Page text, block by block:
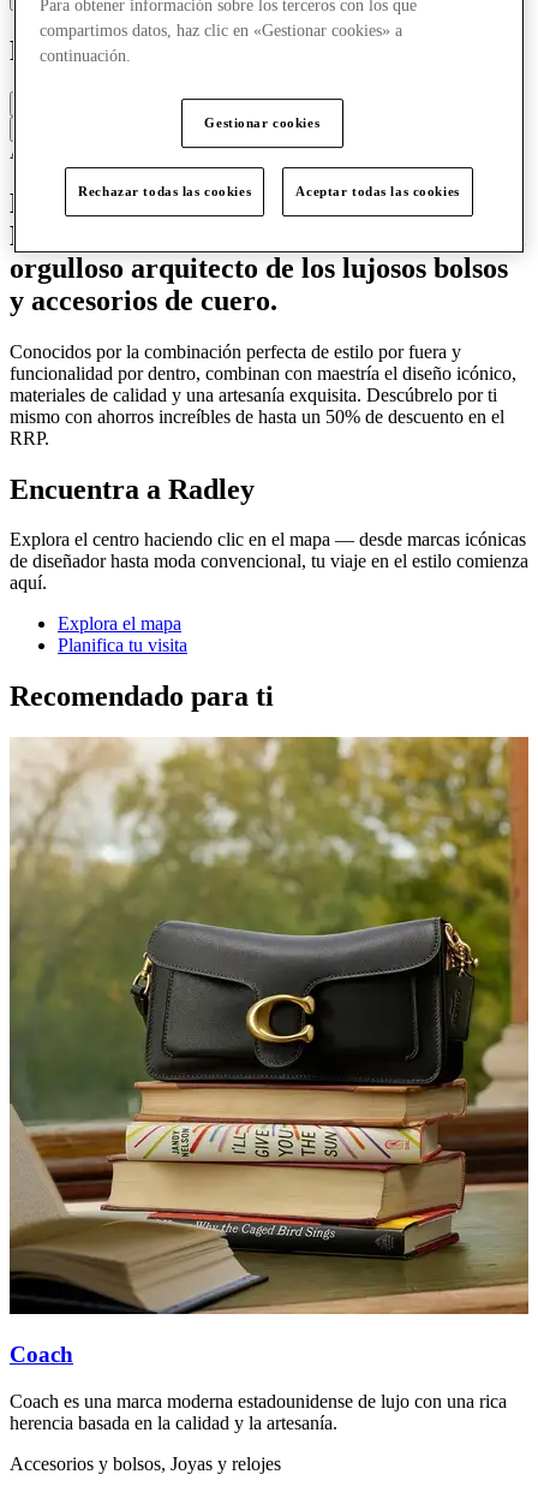
Radley
Accesorios y bolsos Bolsos y artículos de piel
Lo mejor del diseño de bolsos británicos.
Durante más de 25 años, Radley ha sido el
orgulloso arquitecto de los lujosos bolsos
y accesorios de cuero.
Conocidos por la combinación perfecta de estilo por fuera y
funcionalidad por dentro, combinan con maestría el diseño icónico,
materiales de calidad y una artesanía exquisita. Descúbrelo por ti
mismo con ahorros increíbles de hasta un 50% de descuento en el
RRP.
Encuentra a Radley
Explora el centro haciendo clic en el mapa — desde marcas icónicas
de diseñador hasta moda convencional, tu viaje en el estilo comienza
aquí.
Explora el mapa
Planifica tu visita
Recomendado para ti
Coach
Coach es una marca moderna estadounidense de lujo con una rica
herencia basada en la calidad y la artesanía.
Accesorios y bolsos, Joyas y relojes
Para obtener información sobre los terceros con los que
compartimos datos, haz clic en «Gestionar cookies» a
continuación.
Gestionar cookies
Rechazar todas las cookies Aceptar todas las cookies